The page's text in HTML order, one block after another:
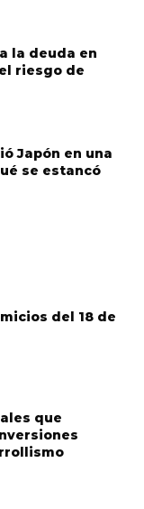
la deuda en
riesgo de
Japón en una
se estancó
del 18 de
que